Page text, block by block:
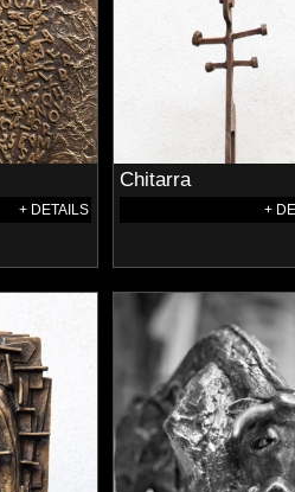
+ DETAILS
Chitarra
+